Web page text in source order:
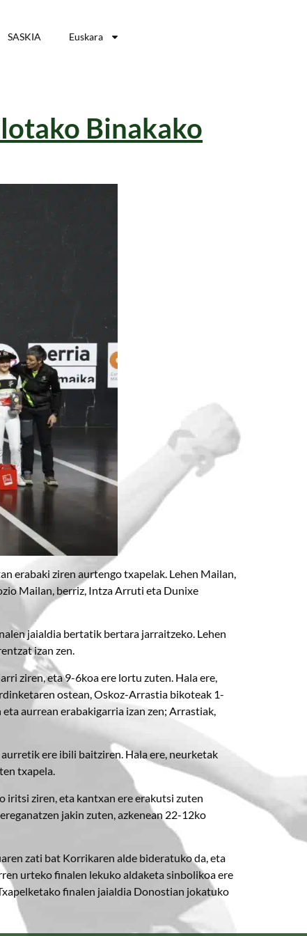
SASKIA Euskara
Binakako
erabaki ziren aurtengo txapelak. Lehen Mailan,
Mailan, berriz, Intza Arruti eta Dunixe
jaialdia bertatik bertara jarraitzeko. Lehen
izan zen.
ziren, eta 9-6koa ere lortu zuten. Hala ere,
ostean, Oskoz-Arrastia bikoteak 1-
aurrean erabakigarria izan zen; Arrastiak,
ere ibili baitziren. Hala ere, neurketak
txapela.
ziren, eta kantxan ere erakutsi zuten
jakin zuten, azkenean 22-12ko
zati bat Korrikaren alde bideratuko da, eta
urteko finalen lekuko aldaketa sinbolikoa ere
finalen jaialdia Donostian jokatuko